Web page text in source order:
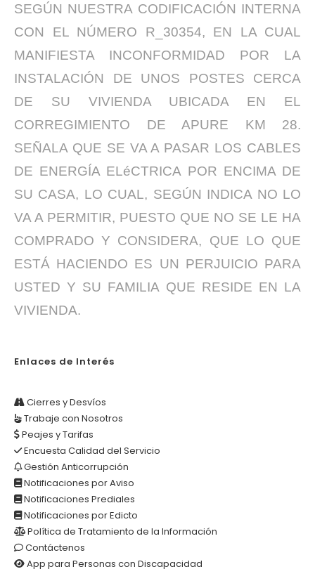
SEGÚN NUESTRA CODIFICACIÓN INTERNA
CON EL NÚMERO R_30354, EN LA CUAL
MANIFIESTA INCONFORMIDAD POR LA
INSTALACIÓN DE UNOS POSTES CERCA
DE SU VIVIENDA UBICADA EN EL
CORREGIMIENTO DE APURE KM 28.
SEÑALA QUE SE VA A PASAR LOS CABLES
DE ENERGÍA ELéCTRICA POR ENCIMA DE
SU CASA, LO CUAL, SEGÚN INDICA NO LO
VA A PERMITIR, PUESTO QUE NO SE LE HA
COMPRADO Y CONSIDERA, QUE LO QUE
ESTÁ HACIENDO ES UN PERJUICIO PARA
USTED Y SU FAMILIA QUE RESIDE EN LA
VIVIENDA.
Enlaces de Interés
Cierres y Desvíos
Trabaje con Nosotros
Peajes y Tarifas
Encuesta Calidad del Servicio
Gestión Anticorrupción
Notificaciones por Aviso
Notificaciones Prediales
Notificaciones por Edicto
Política de Tratamiento de la Información
Contáctenos
App para Personas con Discapacidad